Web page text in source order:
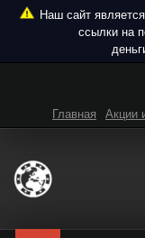
Главная Акции